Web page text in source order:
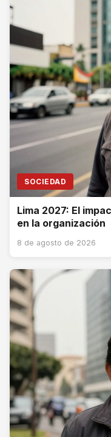
SOCIEDAD
Lima 2027: El
en la organización
8 de agosto de 2026